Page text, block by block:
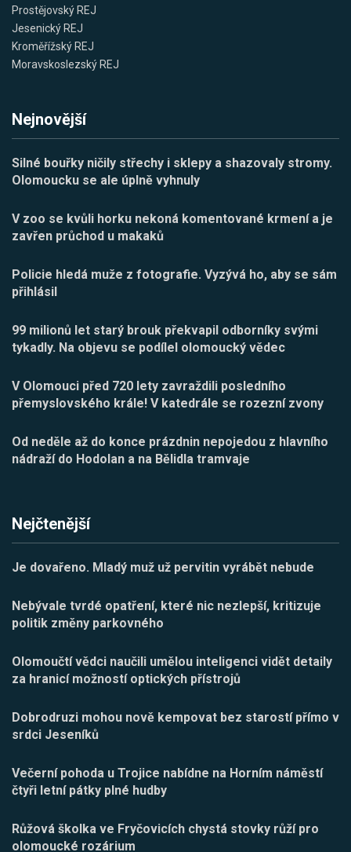
Prostějovský REJ
Jesenický REJ
Kroměřížský REJ
Moravskoslezský REJ
Nejnovější
Silné bouřky ničily střechy i sklepy a shazovaly stromy.
Olomoucku se ale úplně vyhnuly
V zoo se kvůli horku nekoná komentované krmení a je
zavřen průchod u makaků
Policie hledá muže z fotografie. Vyzývá ho, aby se sám
přihlásil
99 milionů let starý brouk překvapil odborníky svými
tykadly. Na objevu se podílel olomoucký vědec
V Olomouci před 720 lety zavraždili posledního
přemyslovského krále! V katedrále se rozezní zvony
Od neděle až do konce prázdnin nepojedou z hlavního
nádraží do Hodolan a na Bělidla tramvaje
Nejčtenější
Je dovařeno. Mladý muž už pervitin vyrábět nebude
Nebývale tvrdé opatření, které nic nezlepší, kritizuje
politik změny parkovného
Olomoučtí vědci naučili umělou inteligenci vidět detaily
za hranicí možností optických přístrojů
Dobrodruzi mohou nově kempovat bez starostí přímo v
srdci Jeseníků
Večerní pohoda u Trojice nabídne na Horním náměstí
čtyři letní pátky plné hudby
Růžová školka ve Fryčovicích chystá stovky růží pro
olomoucké rozárium